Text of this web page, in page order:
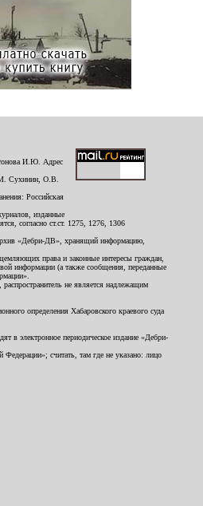
И.Ю. Адрес
Сухинин, О.В.
Российская
изданные
согласно ст.ст. 1275, 1276, 1306
«Дебри-ДВ», хранящий информацию,
права и законные интересы граждан,
информации (а также сообщения, переданные
не является надлежащим
определения Хабаровского краевого суда
в электронное периодическое издание «Дебри-
считать, там где не указано: лицо